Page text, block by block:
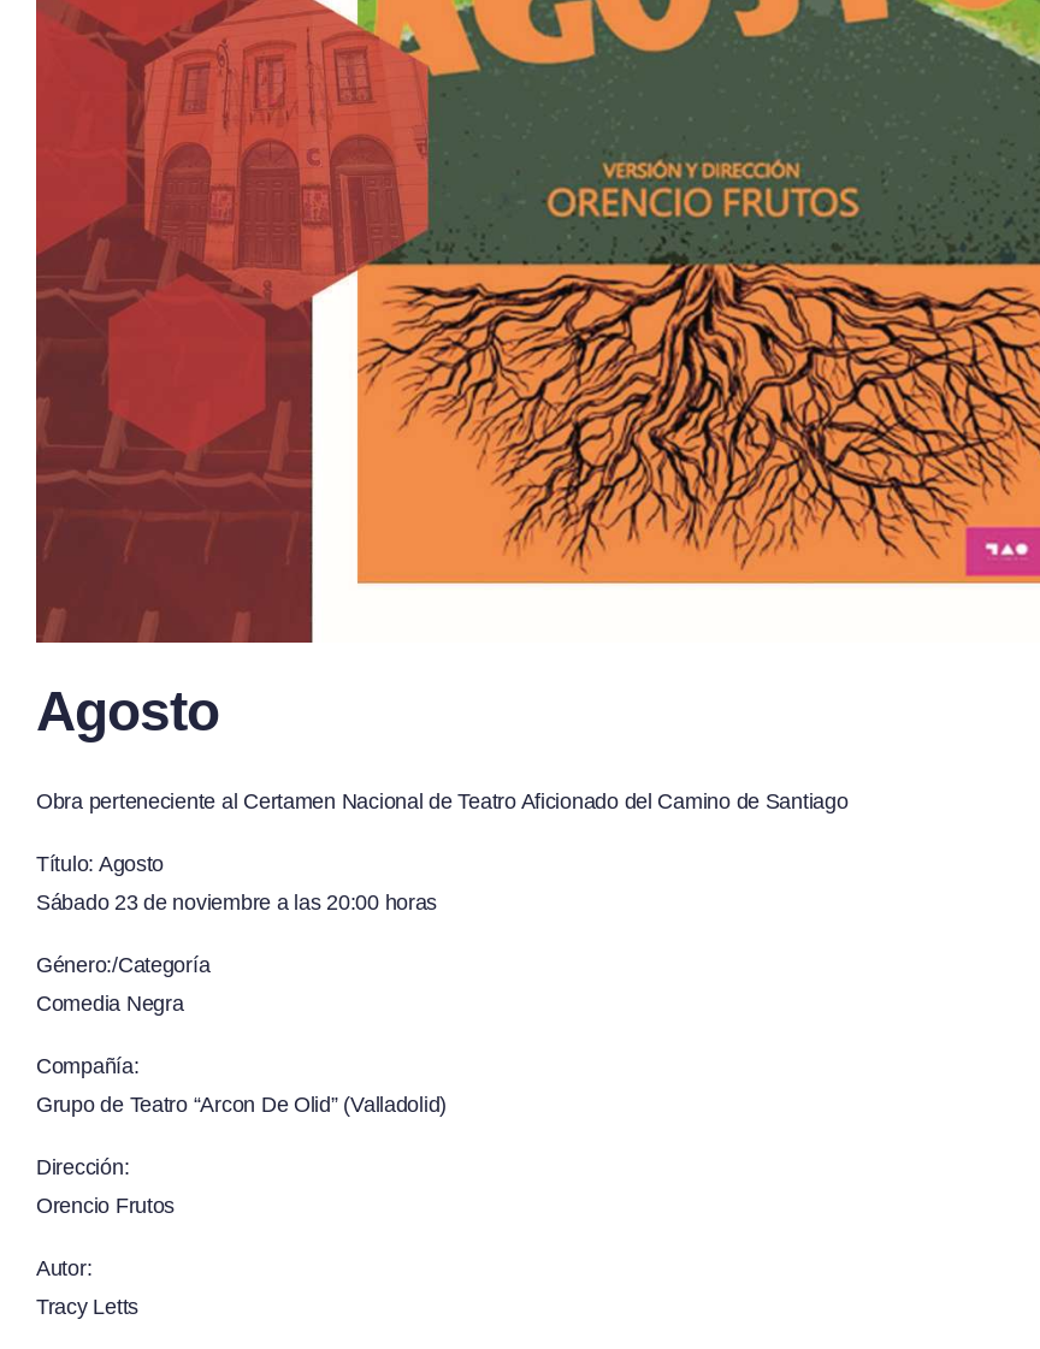
Agosto
Obra perteneciente al Certamen Nacional de Teatro Aficionado del Camino de Santiago
Título: Agosto
Sábado 23 de noviembre a las 20:00 horas
Género:/Categoría
Comedia Negra
Compañía:
Grupo de Teatro “Arcon De Olid” (Valladolid)
Dirección:
Orencio Frutos
Autor:
Tracy Letts